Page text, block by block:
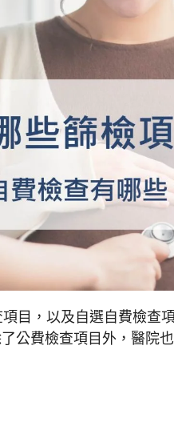
目，以及自選自費檢查
公費檢查項目外，醫院